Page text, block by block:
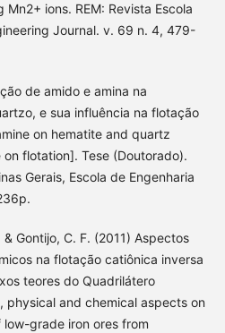
ions. REM: Revista Escola
Journal. v. 69 n. 4, 479-
de amido e amina na
e sua influência na flotação
on hematite and quartz
flotation]. Tese (Doutorado).
Gerais, Escola de Engenharia
Gontijo, C. F. (2011) Aspectos
na flotação catiônica inversa
teores do Quadrilátero
physical and chemical aspects on
grade iron ores from